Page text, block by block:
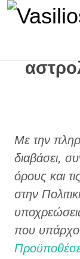
Με την
διαβάσει,
όρους και
στην
που